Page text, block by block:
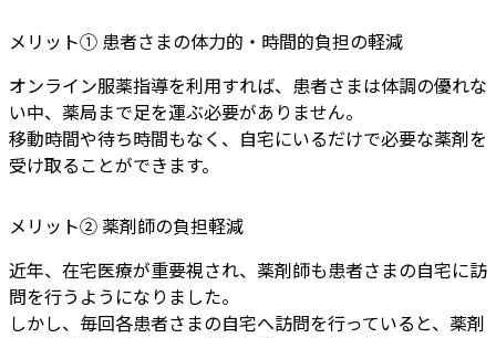
メリット① 患者さまの体力的・時間的負担の軽減
オンライン服薬指導を利用すれば、患者さまは体調の優れな
い中、薬局まで足を運ぶ必要がありません。
移動時間や待ち時間もなく、自宅にいるだけで必要な薬剤を
受け取ることができます。
メリット② 薬剤師の負担軽減
近年、在宅医療が重要視され、薬剤師も患者さまの自宅に訪
問を行うようになりました。
しかし、毎回各患者さまの自宅へ訪問を行っていると、薬剤